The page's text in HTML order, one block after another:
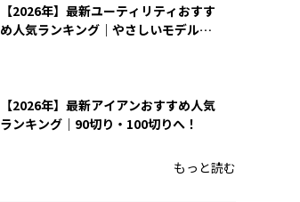
【2026年】最新ユーティリティおすす
め人気ランキング｜やさしいモデルの
【2026年】最新アイアンおすすめ人気
ランキング｜90切り・100切りへ！
もっと読む